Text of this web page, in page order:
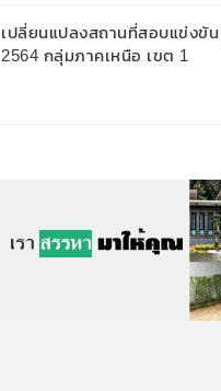
เปลี่ยนแปลงสถานที่สอบแข่งขั
2564 กลุ่มภาคเหนือ เขต 1